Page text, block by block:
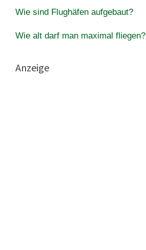
Wie sind Flughäfen aufgebaut?
Wie alt darf man maximal fliegen?
Anzeige